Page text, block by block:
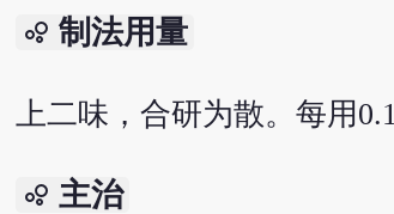
bubble_chart 制法用量
上二味，合研为散。每用
bubble_chart 主治